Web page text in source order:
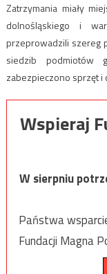
Zatrzymania miały
dolnośląskiego i
przeprowadzili szereg
siedzib podmiotów
zabezpieczono sprzęt i
Wspieraj
W sierpniu
Państwa
Fundacji Magna